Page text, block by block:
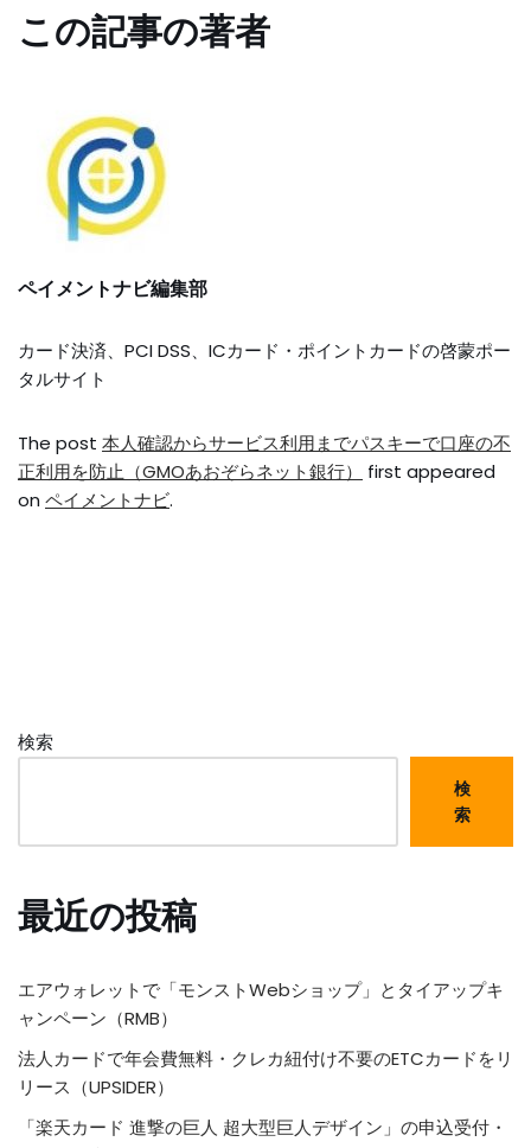
この記事の著者
ペイメントナビ編集部
カード決済、PCI DSS、ICカード・ポイントカードの啓蒙ポー
タルサイト
The post 本人確認からサービス利用までパスキーで口座の不
正利用を防止（GMOあおぞらネット銀行）
first appeared
on ペイメントナビ.
検索
検
索
最近の投稿
エアウォレットで「モンストWebショップ」とタイアップキ
ャンペーン（RMB）
法人カードで年会費無料・クレカ紐付け不要のETCカードをリ
リース（UPSIDER）
「楽天カード 進撃の巨人 超大型巨人デザイン」の申込受付・